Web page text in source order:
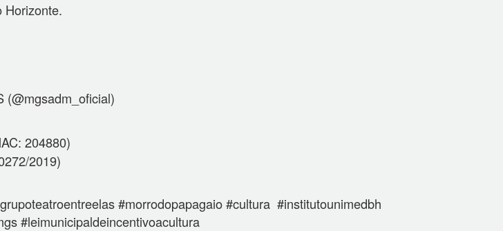
Horizonte.
(@mgsadm_oficial)
204880)
2019)
#morrodopapagaio #cultura #institutounimedbh
#leimunicipaldeincentivoacultura